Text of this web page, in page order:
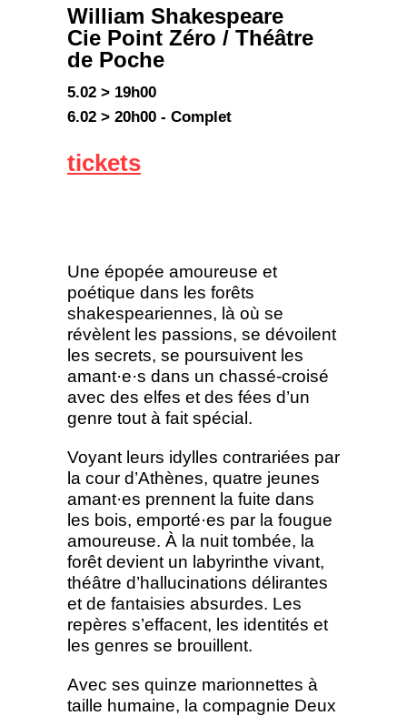
William Shakespeare
Cie Point Zéro / Théâtre
de Poche
5.02 > 19h00
6.02 > 20h00 - Complet
tickets
Une épopée amoureuse et
poétique dans les forêts
shakespeariennes, là où se
révèlent les passions, se dévoilent
les secrets, se poursuivent les
amant·e·s dans un chassé-croisé
avec des elfes et des fées d’un
genre tout à fait spécial.
Voyant leurs idylles contrariées par
la cour d’Athènes, quatre jeunes
amant·es prennent la fuite dans
les bois, emporté·es par la fougue
amoureuse. À la nuit tombée, la
forêt devient un labyrinthe vivant,
théâtre d’hallucinations délirantes
et de fantaisies absurdes. Les
repères s’effacent, les identités et
les genres se brouillent.
Avec ses quinze marionnettes à
taille humaine, la compagnie Deux